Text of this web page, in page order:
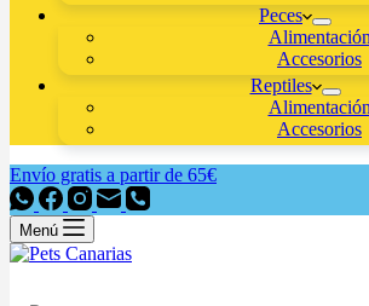
Peces
Alimentación
Accesorios
Reptiles
Alimentación
Accesorios
Envío gratis a partir de 65€
Menú